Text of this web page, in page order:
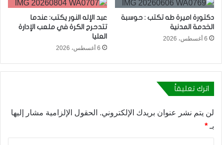
دكتورة اميرة طه تكتب : حوسبة
الخدمة المدنية
6 أغسطس، 2026
عبد الإله النور يكتب: عندما
تتدحرج الكرة في ملعب الإدارة
العليا
6 أغسطس، 2026
اترك تعليقاً
لن يتم نشر عنوان بريدك الإلكتروني. الحقول الإلزامية مشار إليها
بـ *